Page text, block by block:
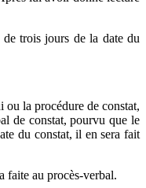
trois jours de la date du
ou la procédure de constat,
de constat, pourvu que le
du constat, il en sera fait
faite au procès-verbal.